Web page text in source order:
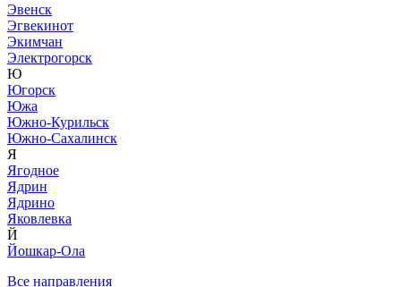
Эвенск
Эгвекинот
Экимчан
Электрогорск
Ю
Югорск
Южа
Южно-Курильск
Южно-Сахалинск
Я
Ягодное
Ядрин
Ядрино
Яковлевка
Й
Йошкар-Ола
Все направления